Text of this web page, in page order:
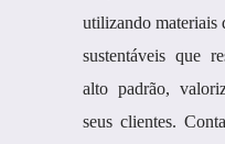
utilizando materiais
sustentáveis que
alto padrão,
seus clientes.